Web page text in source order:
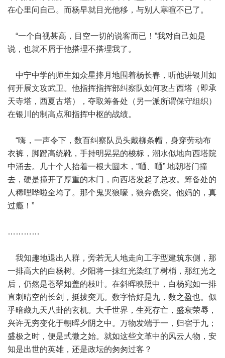
在心里问自己。而杨早就目光他移，与别人寒暄不已了。
“一个自视甚高，目空一切的说客而已！”我对自己如是
说，也就不屑于他搭理不搭理我了。
中宁中学的师生如众星捧月地围着杨长春，听他讲银川如
何开展文攻武卫。他指挥指挥部纠察队如何攻占西塔（即承
天寺塔，西夏古塔），夺取筹备处（另一派所谓保守组织）
在银川的制高点和指挥中枢的战绩。
“嗨，一声令下，数百纠察队员头戴柳条帽，身穿劳动布
衣裤，脚蹬高统靴，手持明晃晃的梭标，潮水似地向西塔院
中涌去。几十个人抬着一根大圆木，“嗵、嗵” 地朝塔门撞
去，硬是撞开了厚重的木门，向西塔发起了总攻。筹备处的
人稀哩哗啦全垮了。那个鬼哭狼嚎，狼奔彘突。他妈的，真
过瘾！”
…………
我知趣地退出人群，旁若无人地走向工字型建筑东侧，那
一排高大的白杨树。夕阳将一抹红光染红了树梢，那红光之
后，仍然是苍翠如盖的枝叶。在斜晖映照中，白杨宛如一排
直刺晴空的长剑，挺拔突兀。数字恰好是九，数之盈也。似
乎暗藏九天八卦的玄机。大千世界，生死存亡，盛衰荣辱，
兴许无穷变化于朝晖夕阴之中。万物发端于一，归宿于九；
盛极之时，便是式微之始。就如这些文革中的风云人物，安
知是出世的英雄，还是政坛的匆匆过客？